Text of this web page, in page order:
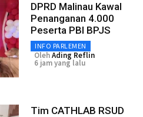
DPRD Malinau Kawal
Penanganan 4.000
Peserta PBI BPJS
INFO PARLEMEN
OlehAding Reflin
6 jam yang lalu
Tim CATHLAB RSUD